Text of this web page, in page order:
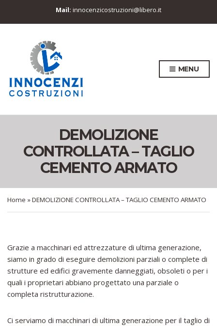
Mail: innocenzicostruzioni@libero.it
MENU
DEMOLIZIONE
CONTROLLATA – TAGLIO
CEMENTO ARMATO
Home »DEMOLIZIONE CONTROLLATA – TAGLIO CEMENTO ARMATO
Grazie a macchinari ed attrezzature di ultima generazione,
siamo in grado di eseguire demolizioni parziali o complete di
strutture ed edifici gravemente danneggiati, obsoleti o per i
quali i proprietari abbiano progettato una parziale o
completa ristrutturazione.
Ci serviamo di macchinari di ultima generazione per il taglio di